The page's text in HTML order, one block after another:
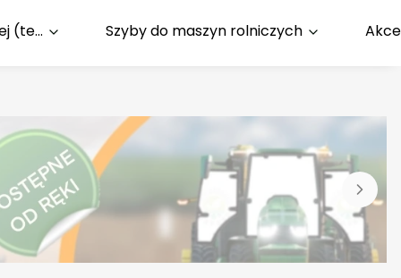
(te... Szyby do maszyn rolniczych